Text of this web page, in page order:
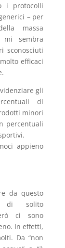
i protocolli
– per
massa
mi sembra
sconosciuti
efficaci
gli
di
minori
percentuali
appieno
da questo
di solito
ci sono
In effetti,
Da “non